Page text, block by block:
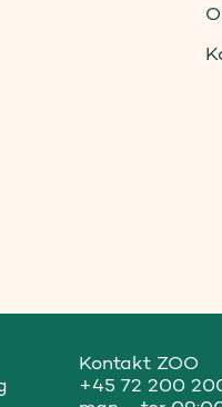
Kontakt ZOO
+45 72 200